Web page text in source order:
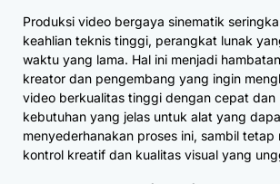
Produksi video bergaya sinematik
keahlian teknis tinggi, perangkat lunak
waktu yang lama. Hal ini menjadi
kreator dan pengembang yang ingin
video berkualitas tinggi dengan cepat dan
kebutuhan yang jelas untuk alat yang
menyederhanakan proses ini, sambil tetap
kontrol kreatif dan kualitas visual yang